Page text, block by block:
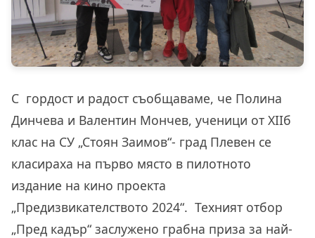
С гордост и радост съобщаваме, че Полина
Динчева и Валентин Мончев, ученици от XIIб
клас на СУ „Стоян Заимов“- град Плевен се
класираха на първо място в пилотното
издание на кино проекта
„Предизвикателството 2024“. Техният отбор
„Пред кадър“ заслужено грабна приза за най-